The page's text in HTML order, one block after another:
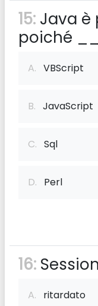
15: Java è
poiché
A. VBScript
B. JavaScript
C. Sql
D. Perl
16:
A. ritardato